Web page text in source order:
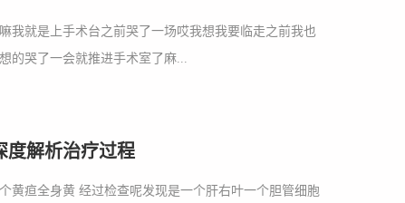
我就是上手术台之前哭了一场哎我想我要临走之前我也
的哭了一会就推进手术室了麻...
度解析治疗过程
黄疸全身黄 经过检查呢发现是一个肝右叶一个胆管细胞